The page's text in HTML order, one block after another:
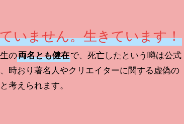
いません。生きています！
の両名とも健在で、死亡したという噂は公式
時おり著名人やクリエイターに関する虚偽の
考えられます。